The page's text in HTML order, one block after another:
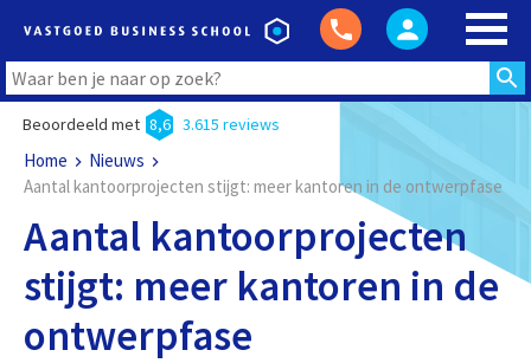
Beoordeeld met 8,6 3.615 reviews
Home
Nieuws
Aantal kantoorprojecten stijgt: meer kantoren in de ontwerpfase
Aantal kantoorprojecten
stijgt: meer kantoren in de
ontwerpfase